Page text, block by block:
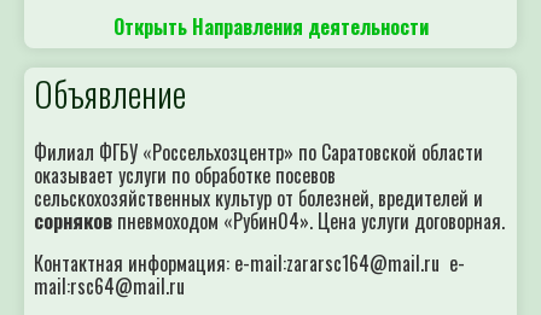
Открыть Направления деятельности
Объявление
Филиал ФГБУ «Россельхозцентр» по Саратовской области
оказывает услуги по обработке посевов
сельскохозяйственных культур от болезней, вредителей и
сорняковпневмоходом «Рубин04». Цена услуги договорная.
Контактная информация: e-mail:zararsc164@mail.ru e-
mail:rsc64@mail.ru